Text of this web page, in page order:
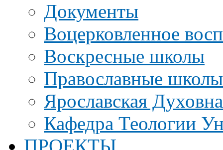
Документы
Воцерковленное
Воскресные школы
Православные
Ярославская
Кафедра Теологии